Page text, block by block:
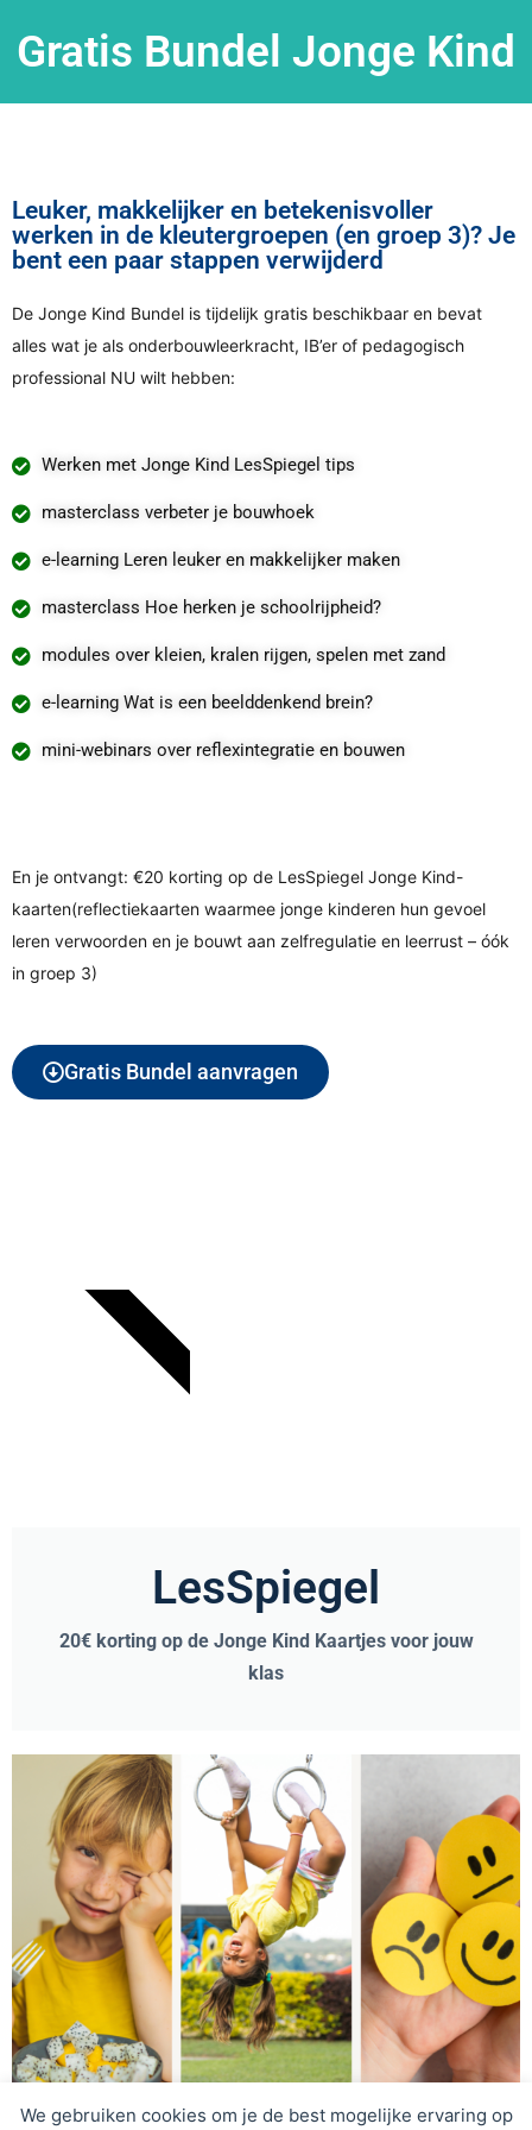
We gebruiken cookies om je de best mogelijke ervaring op
Gratis Bundel Jonge Kind
Leuker, makkelijker en betekenisvoller
werken in de kleutergroepen (en groep 3)? Je
bent een paar stappen verwijderd
De Jonge Kind Bundel is tijdelijk gratis beschikbaar en bevat
alles wat je als onderbouwleerkracht, IB’er of pedagogisch
professional NU wilt hebben:
Werken met Jonge Kind LesSpiegel tips
masterclass verbeter je bouwhoek
e-learning Leren leuker en makkelijker maken
masterclass Hoe herken je schoolrijpheid?
modules over kleien, kralen rijgen, spelen met zand
e-learning Wat is een beelddenkend brein?
mini-webinars over reflexintegratie en bouwen
En je ontvangt: €20 korting op de LesSpiegel Jonge Kind-
kaarten(reflectiekaarten waarmee jonge kinderen hun gevoel
leren verwoorden en je bouwt aan zelfregulatie en leerrust – óók
in groep 3)
Gratis Bundel aanvragen
LesSpiegel
20€ korting op de Jonge Kind Kaartjes voor jouw
klas
AANBIEDING